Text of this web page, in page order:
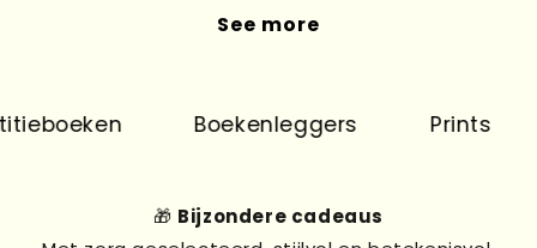
See more
Boekenleggers Prints
🎁 Bijzondere cadeaus